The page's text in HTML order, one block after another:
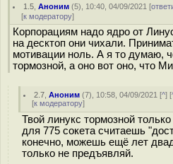
1.5 ,Аноним (5), 10:40, 04/09/2021 [
[к модератору]
Корпорациям надо ядро от
на десктоп они чихали.
мотивации ноль. А я то думаю,
тормозной, а оно вот оно, что
2.7 ,Аноним (7), 10:58, 04/09/2021 [^] [
[к модератору]
Твой линукс тормозной
для 775 сокета считаешь
конечно, можешь ещё лет
только не предъявляй.